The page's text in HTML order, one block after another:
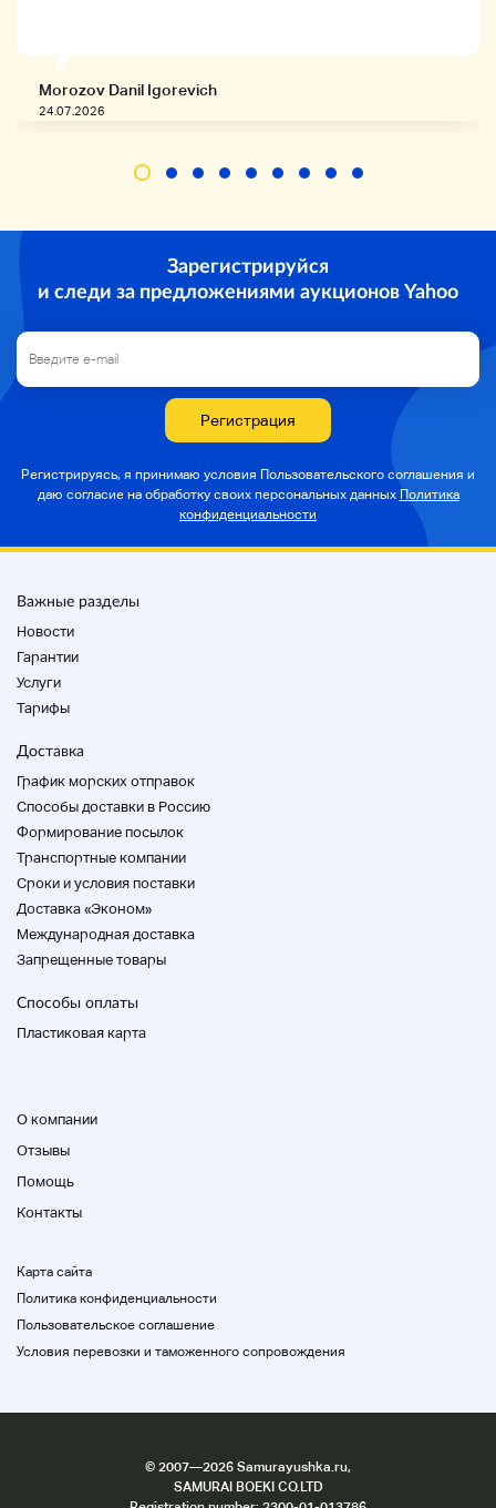
Morozov Danil Igorevich
24.07.2026
Зарегистрируйся
и следи за предложениями аукционов Yahoo
Регистрация
Регистрируясь, я принимаю условия Пользовательского соглашения и
даю согласие на обработку своих персональных данных Политика
конфиденциальности
Важные разделы
Новости
Гарантии
Услуги
Тарифы
Доставка
График морских отправок
Способы доставки в Россию
Формирование посылок
Транспортные компании
Cроки и условия поставки
Доставка «Эконом»
Международная доставка
Запрещенные товары
Способы оплаты
Пластиковая карта
О компании
Отзывы
Помощь
Контакты
Карта сайта
Политика конфиденциальности
Пользовательское соглашение
Условия перевозки и таможенного сопровождения
© 2007—2026 Samurayushka.ru,
SAMURAI BOEKI CO.LTD